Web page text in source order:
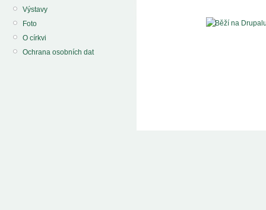
Výstavy
Foto
O církvi
Ochrana osobních dat